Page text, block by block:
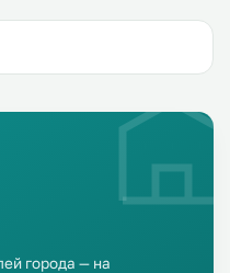
города — на